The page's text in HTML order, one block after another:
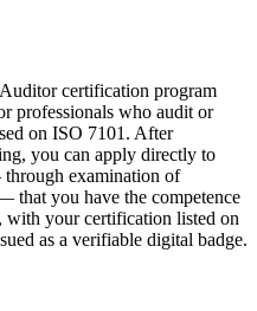
certification program
professionals who audit or
on ISO 7101. After
you can apply directly to
examination of
that you have the competence
with your certification listed on
as a verifiable digital badge.